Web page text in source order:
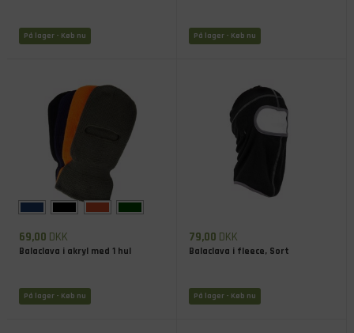
På lager - Køb nu På lager - Køb nu
69,00 DKK
Balaclava i akryl med 1 hul
På lager - Køb nu
79,00 DKK
Balaclava i fleece, Sort
På lager - Køb nu